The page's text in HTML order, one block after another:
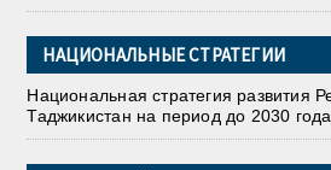
НАЦИОНАЛЬНЫЕ СТРАТЕГИИ
Национальная стратегия развития
Таджикистан на период до 2030 года